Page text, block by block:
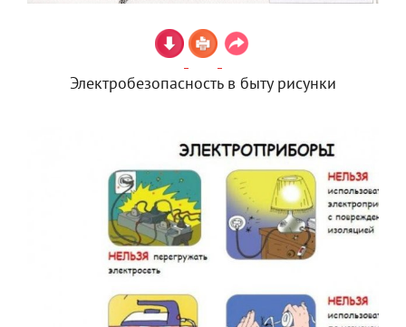
Электробезопасность в быту рисунки